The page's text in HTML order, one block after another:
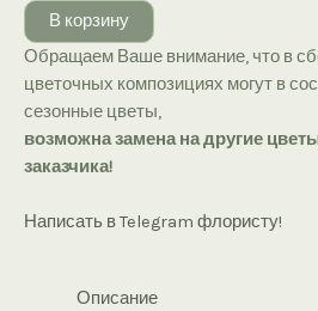
Букет
невесты
«Магия
Каллы»
В корзину
Обращаем Ваше внимание, что в
цветочных композициях могут в
сезонные цветы,
возможна замена на другие
заказчика!
Написать в Telegram флористу!
Описание